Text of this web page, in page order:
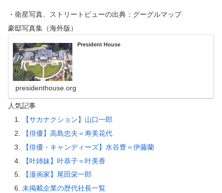
・衛星写真、ストリートビューの出典：グーグルマップ
豪邸写真集（海外版）
President House
presidenthouse.org
人気記事
【サカナクション】山口一郎
【俳優】高島忠夫＝寿美花代
【俳優・キャンディーズ】水谷豊＝伊藤蘭
【叶姉妹】叶恭子＝叶美香
【漫画家】尾田栄一郎
未掲載企業の歴代社長一覧